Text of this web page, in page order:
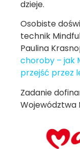
dzieje.
Osobiste
technik
Paulina
choroby – jak
przejść przez
Zadanie
Województwa